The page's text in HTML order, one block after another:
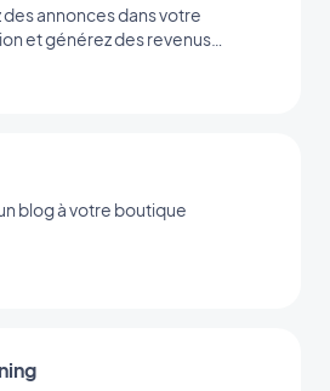
annonces dans votre
et générez des revenus
blog à votre boutique